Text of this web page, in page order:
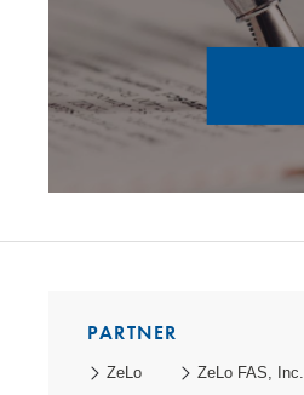
PARTNER
ZeLo ZeLo FAS, Inc.